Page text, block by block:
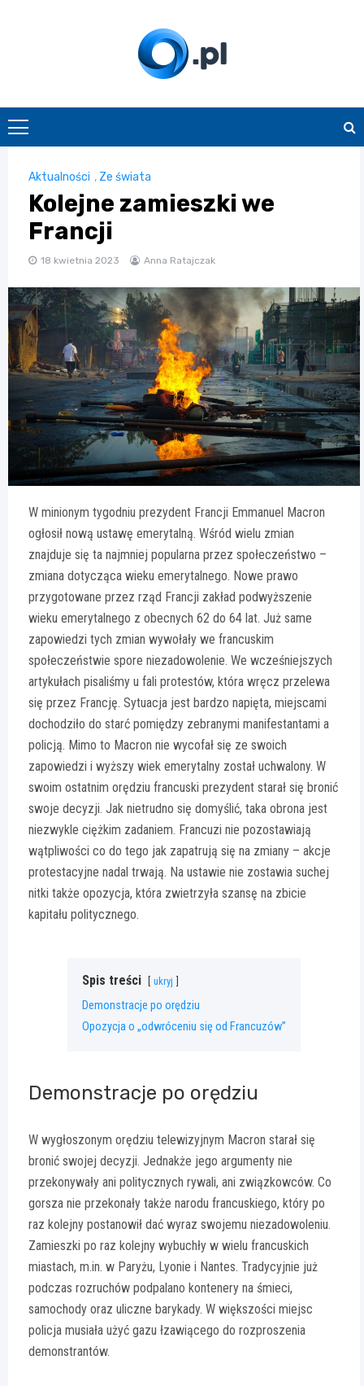
O.pl
Aktualności , Ze świata
Kolejne zamieszki we
Francji
18 kwietnia 2023 Anna Ratajczak
W minionym tygodniu prezydent Francji Emmanuel Macron
ogłosił nową ustawę emerytalną. Wśród wielu zmian
znajduje się ta najmniej popularna przez społeczeństwo –
zmiana dotycząca wieku emerytalnego. Nowe prawo
przygotowane przez rząd Francji zakład podwyższenie
wieku emerytalnego z obecnych 62 do 64 lat. Już same
zapowiedzi tych zmian wywołały we francuskim
społeczeństwie spore niezadowolenie. We wcześniejszych
artykułach pisaliśmy u fali protestów, która wręcz przelewa
się przez Francję. Sytuacja jest bardzo napięta, miejscami
dochodziło do starć pomiędzy zebranymi manifestantami a
policją. Mimo to Macron nie wycofał się ze swoich
zapowiedzi i wyższy wiek emerytalny został uchwalony. W
swoim ostatnim orędziu francuski prezydent starał się bronić
swoje decyzji. Jak nietrudno się domyślić, taka obrona jest
niezwykle ciężkim zadaniem. Francuzi nie pozostawiają
wątpliwości co do tego jak zapatrują się na zmiany – akcje
protestacyjne nadal trwają. Na ustawie nie zostawia suchej
nitki także opozycja, która zwietrzyła szansę na zbicie
kapitału politycznego.
Spis treści ukryj
Demonstracje po orędziu
Opozycja o „odwróceniu się od Francuzów”
Demonstracje po orędziu
W wygłoszonym orędziu telewizyjnym Macron starał się
bronić swojej decyzji. Jednakże jego argumenty nie
przekonywały ani politycznych rywali, ani związkowców. Co
gorsza nie przekonały także narodu francuskiego, który po
raz kolejny postanowił dać wyraz swojemu niezadowoleniu.
Zamieszki po raz kolejny wybuchły w wielu francuskich
miastach, m.in. w Paryżu, Lyonie i Nantes. Tradycyjnie już
podczas rozruchów podpalano kontenery na śmieci,
samochody oraz uliczne barykady. W większości miejsc
policja musiała użyć gazu łzawiącego do rozproszenia
demonstrantów.